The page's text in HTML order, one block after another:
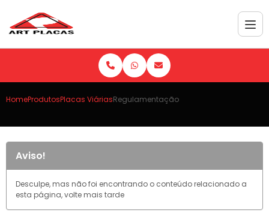
HomeProdutosPlacas ViáriasRegulamentação
Aviso!
Desculpe, mas não foi encontrando o conteúdo relacionado a
esta página, volte mais tarde